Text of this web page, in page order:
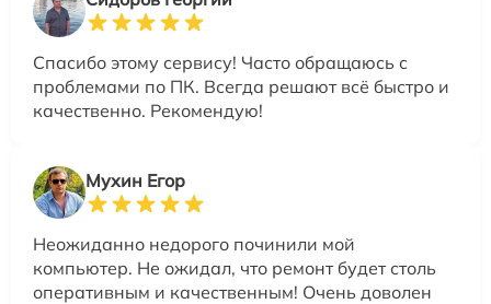
Спасибо этому сервису! Часто обращаюсь с
проблемами по ПК. Всегда решают всё быстро и
качественно. Рекомендую!
Мухин Егор
Неожиданно недорого починили мой
компьютер. Не ожидал, что ремонт будет столь
оперативным и качественным! Очень доволен